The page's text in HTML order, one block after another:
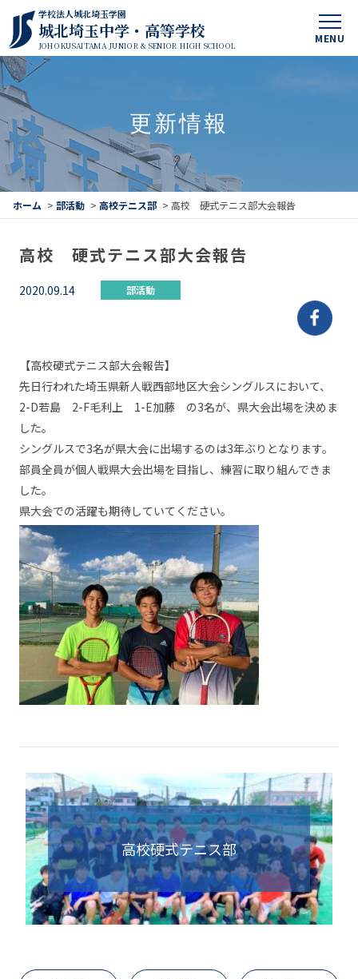
MENU
学校法人城北埼玉学園
城北埼玉中学・高等学校
JOHOKUSAITAMA JUNIOR & SENIOR HIGH SCHOOL
更新情報
ホーム > 部活動 > 高校テニス部 > 高校 硬式テニス部大会報告
高校 硬式テニス部大会報告
2020.09.14 部活動
【高校硬式テニス部大会報告】
先日行われた埼玉県新人戦西部地区大会シングルスにおいて、
2-D若島 2-F毛利上 1-E加藤 の3名が、県大会出場を決めま
した。
シングルスで3名が県大会に出場するのは3年ぶりとなります。
部員全員が個人戦県大会出場を目指し、練習に取り組んできま
した。
県大会での活躍も期待していてください。
高校硬式テニス部